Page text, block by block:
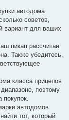
автодома
советов,
вариант для ваших
пикап рассчитан
Также убедитесь,
класса прицепов
поэтому
автодомов
тот, который